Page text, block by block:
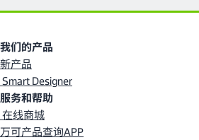
我们的产品
新产品
Smart Designer
服务和帮助
在线商城
万可产品查询APP